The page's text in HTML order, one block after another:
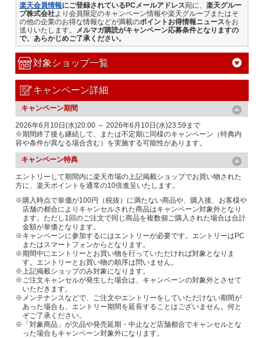
楽天会員情報にご登録されているPCメールアドレス宛に、 楽天グルー
プ株式会社より会員限定のキャンペーン情報や楽天グループまたはそ
の他の企業のお得な情報などが満載のポイントお得情報ニュースをお
送りいたします。 メルマガ購読がキャンペーン応募条件となりますの
で、あらかじめご了承ください。
対象ショップ一覧
キャンペーン詳細
キャンペーン期間
2026年6月10日(水)20:00 ～ 2026年6月10日(水)23:59まで
※期間終了後も継続して、または不定期に同様のキャンペーン（特典内
容や条件が異なる場合含む）を実施する可能性があります。
キャンペーン特典
エントリーして期間内に楽天市場の上記掲載ショップでお買い物された
方に、楽天ポイントを通常の10倍進呈いたします。
※購入時点で単価が100円（税抜）に満たない商品や、購入後、お客様や
店舗の都合によりキャンセルされた商品はキャンペーン対象外となり
ます。ただし1回のご注文で同じ商品を複数個ご購入された場合は合計
金額が単価となります。
※キャンペーンに参加するにはエントリーが必要です。エントリーはPC
またはスマートフォンからとなります。
※期間中にエントリーとお買い物を行っていただければ対象となりま
す。エントリーとお買い物の順序は問いません。
※上記掲載ショップのみ対象になります。
※ご注文キャンセルが発生した場合は、キャンペーンの対象外とさせて
いただきます。
※メンテナンスなどで、ご注文やエントリーをしていただけない期間が
あった場合も、エントリー期間を延長することはございません。何と
ぞご了承ください。
※「対象商品」が欠品や発売延期・中止など店舗都合でキャンセルとな
った場合もキャンペーン対象外になります。